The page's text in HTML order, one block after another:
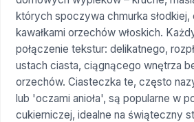
których spoczywa chmurka
kawałkami orzechów włoskich.
połączenie tekstur: delikatnego,
ustach ciasta, ciągnącego wnętrza
orzechów. Ciasteczka te, często
lub 'oczami anioła', są popularne w
cukierniczej, idealne na świąteczny